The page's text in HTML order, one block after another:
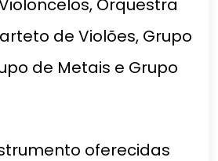
Orquestra
de Violões, Grupo
de Metais e Grupo
oferecidas